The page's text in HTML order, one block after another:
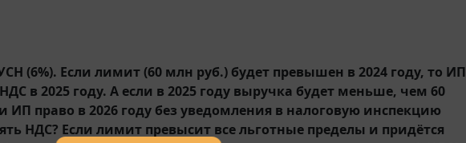
(6%). Если лимит (60 млн руб.) будет превышен в 2024 году, то ИП
в 2025 году. А если в 2025 году выручка будет меньше, чем 60
ИП право в 2026 году без уведомления в налоговую инспекцию
НДС? Если лимит превысит все льготные пределы и придётся